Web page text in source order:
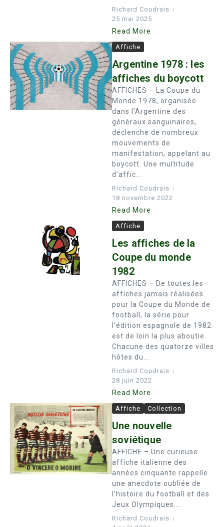
Richard Coudrais
25 mai 2025
Read More
Affiche
Argentine 1978 : les
affiches du boycott
AFFICHES – La Coupe du
Monde 1978, organisée
dans l’Argentine des
généraux sanguinaires,
déclenche de nombreux
mouvements de
manifestation, appelant au
boycott. Une multitude
d’affic...
Richard Coudrais
18 novembre 2022
Read More
Affiche
Les affiches de la
Coupe du monde
1982
AFFICHES – De toutes les
affiches jamais réalisées
pour la Coupe du Monde de
football, la série pour
l’édition espagnole de 1982
est de loin la plus aboutie.
Chacune des quatorze villes
hôtes du...
Richard Coudrais
28 juin 2022
Read More
Affiche Collection
Une nouvelle
soviétique
AFFICHE – Une curieuse
affiche italienne des
années cinquante rappelle
une anecdote oubliée de
l’histoire du football et des
Jeux Olympiques....
Richard Coudrais